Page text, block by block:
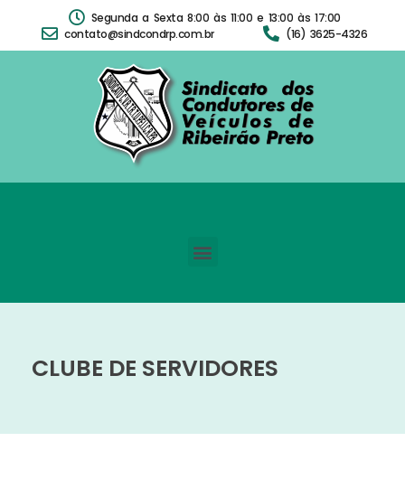
Segunda a Sexta 8:00 às 11:00 e 13:00 às 17:00
contato@sindcondrp.com.br
(16) 3625-4326
CLUBE DE SERVIDORES